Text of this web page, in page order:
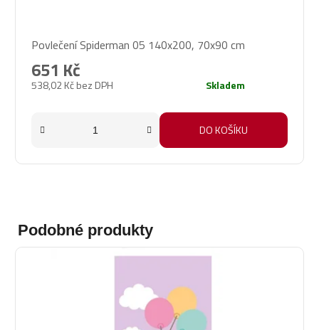
Povlečení Spiderman 05 140x200, 70x90 cm
538,02 Kč bez DPH
651 Kč
Skladem
DO KOŠÍKU
Podobné produkty